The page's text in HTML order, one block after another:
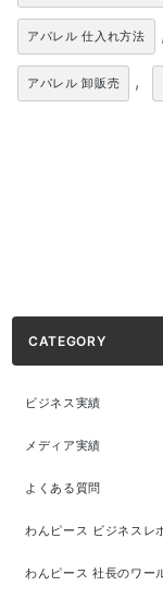
アパレル 仕入れ方法 ,
アパレル 卸販売 ,
CATEGORY
ビジネス実績
メディア実績
よくある質問
わんピース ビジネスレ
わんピース 社長のワー